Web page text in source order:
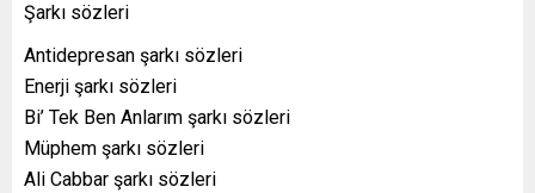
Şarkı sözleri
Antidepresan şarkı sözleri
Enerji şarkı sözleri
Bi’ Tek Ben Anlarım şarkı sözleri
Müphem şarkı sözleri
Ali Cabbar şarkı sözleri